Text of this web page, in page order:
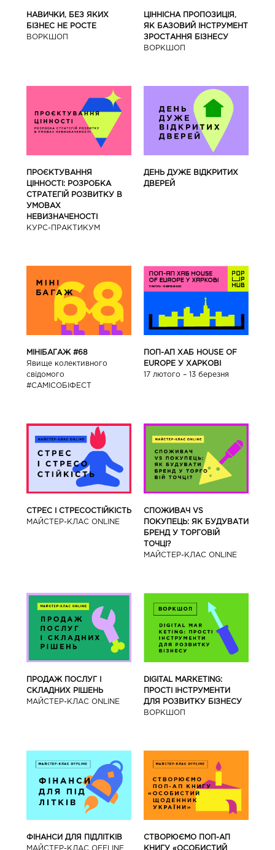
НАВИЧКИ, БЕЗ ЯКИХ
БІЗНЕС НЕ РОСТЕ
ВОРКШОП
ЦІННІСНА ПРОПОЗИЦІЯ,
ЯК БАЗОВИЙ ІНСТРУМЕНТ
ЗРОСТАННЯ БІЗНЕСУ
ВОРКШОП
ПРОЄКТУВАННЯ
ЦІННОСТІ: РОЗРОБКА
СТРАТЕГІЙ РОЗВИТКУ В
УМОВАХ
НЕВИЗНАЧЕНОСТІ
КУРС-ПРАКТИКУМ
ДЕНЬ ДУЖЕ ВІДКРИТИХ
ДВЕРЕЙ
МІНІБАГАЖ #68
Явище колективного
свідомого
#САМІСОБІФЕСТ
ПОП-АП ХАБ HOUSE OF
EUROPE У ХАРКОВІ
17 лютого – 13 березня
СТРЕС І СТРЕСОСТІЙКІСТЬ
МАЙСТЕР-КЛАС ONLINE
СПОЖИВАЧ VS
ПОКУПЕЦЬ: ЯК БУДУВАТИ
БРЕНД У ТОРГОВІЙ
ТОЧЦІ?
МАЙСТЕР-КЛАС ONLINE
ПРОДАЖ ПОСЛУГ І
СКЛАДНИХ РІШЕНЬ
МАЙСТЕР-КЛАС ONLINE
DIGITAL MARKETING:
ПРОСТІ ІНСТРУМЕНТИ
ДЛЯ РОЗВИТКУ БІЗНЕСУ
ВОРКШОП
ФІНАНСИ ДЛЯ ПІДЛІТКІВ
МАЙCТЕР-КЛАС OFFLINE
СТВОРЮЄМО ПОП-АП
КНИГУ «ОСОБИСТИЙ